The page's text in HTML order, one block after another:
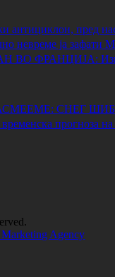
антициклон, пред
невреме ја зафати
ФРАНЦИЈА:
СНЕГ
прогноза
Agency